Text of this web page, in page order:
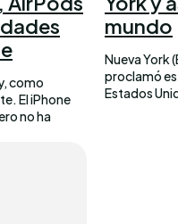
como
El iPhone
no ha
mundo
Nueva York
proclamó
Estados